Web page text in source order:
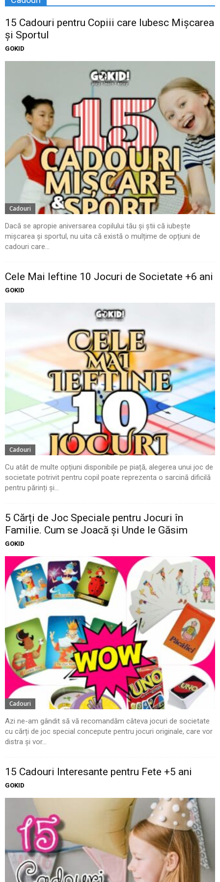
15 Cadouri pentru Copiii care Iubesc Mișcarea
și Sportul
GOKID
Cadouri
Dacă se apropie aniversarea copilului tău și știi că iubește
mișcarea și sportul, nu uita că există o mulțime de opțiuni de
cadouri care...
Cele Mai Ieftine 10 Jocuri de Societate +6 ani
GOKID
Cadouri
Cu atât de multe opțiuni disponibile pe piață, alegerea unui joc de
societate potrivit pentru copil poate reprezenta o sarcină dificilă
pentru părinți și...
5 Cărți de Joc Speciale pentru Jocuri în
Familie. Cum se Joacă și Unde le Găsim
GOKID
Cadouri
Azi ne-am gândit să vă recomandăm câteva jocuri de societate
cu cărți de joc special concepute pentru jocuri originale, care vor
distra și vor...
15 Cadouri Interesante pentru Fete +5 ani
GOKID